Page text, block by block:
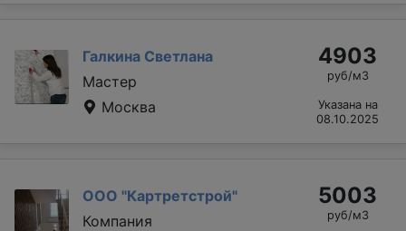
Галкина Светлана
Мастер
Москва
4903
руб/м3
Указана на
08.10.2025
ООО "Картретстрой"
Компания
5003
руб/м3